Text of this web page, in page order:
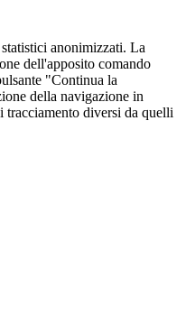
anonimizzati. La
dell'apposito comando
"Continua la
della navigazione in
tracciamento diversi da quelli